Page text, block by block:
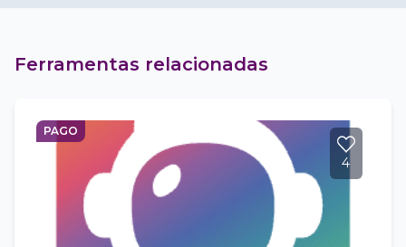
Ferramentas relacionadas
PAGO
4